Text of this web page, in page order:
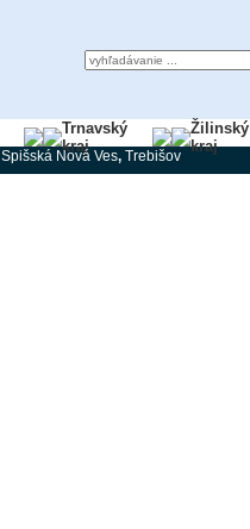
Trnavský
kraj
Žilinský
kraj
Spišská Nová Ves, Trebišov